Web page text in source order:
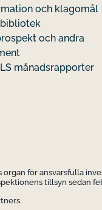
och klagomål
och andra
månadsrapporter
organ för ansvarsfulla
tillsyn sedan